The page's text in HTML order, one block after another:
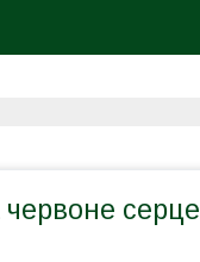
серце